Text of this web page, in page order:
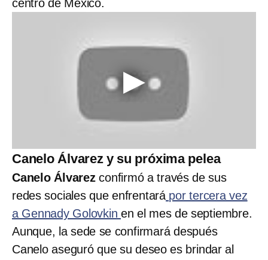
centro de México.
Canelo Álvarez y su próxima pelea
Canelo Álvarezconfirmó a través de sus
redes sociales que enfrentarápor tercera vez
a Gennady Golovkinen el mes de septiembre.
Aunque, la sede se confirmará después
Canelo aseguró que su deseo es brindar al